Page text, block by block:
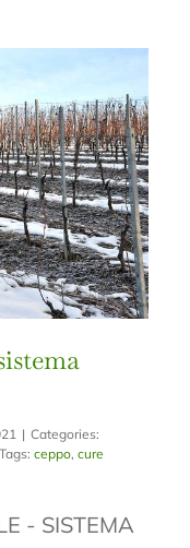
| Categories:
Tags:ceppo,cure
- SISTEMA